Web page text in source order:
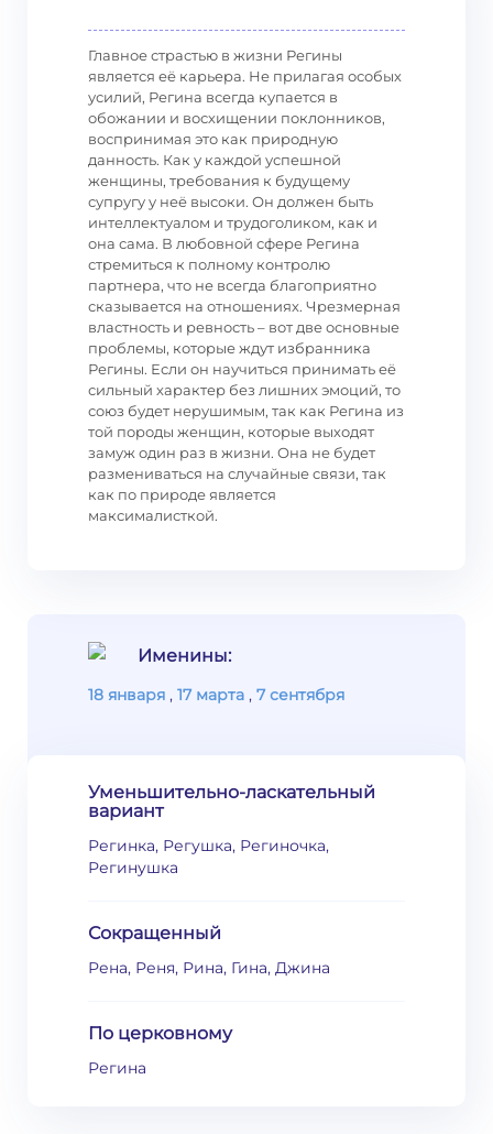
Главное страстью в жизни Регины
является её карьера. Не прилагая особых
усилий, Регина всегда купается в
обожании и восхищении поклонников,
воспринимая это как природную
данность. Как у каждой успешной
женщины, требования к будущему
супругу у неё высоки. Он должен быть
интеллектуалом и трудоголиком, как и
она сама. В любовной сфере Регина
стремиться к полному контролю
партнера, что не всегда благоприятно
сказывается на отношениях. Чрезмерная
властность и ревность – вот две основные
проблемы, которые ждут избранника
Регины. Если он научиться принимать её
сильный характер без лишних эмоций, то
союз будет нерушимым, так как Регина из
той породы женщин, которые выходят
замуж один раз в жизни. Она не будет
размениваться на случайные связи, так
как по природе является
максималисткой.
Именины:
18 января , 17 марта , 7 сентября
Уменьшительно-ласкательный
вариант
Регинка, Регушка, Региночка,
Регинушка
Сокращенный
Рена, Реня, Рина, Гина, Джина
По церковному
Регина